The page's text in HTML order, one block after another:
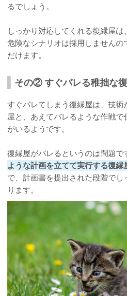
さいごに
復縁屋に依頼したらしっかり協力し
るでしょう。
しっかり対応してくれる復縁屋
危険なシナリオは採用しませんの
だけます。
その② すぐバレる稚拙な
すぐバレてしまう復縁屋は、技
屋と、あえてバレるような作戦
がいるようです。
復縁屋がバレるというのは問題で
ような計画を立てて実行する復
で、計画書を提出された段階で
ります。